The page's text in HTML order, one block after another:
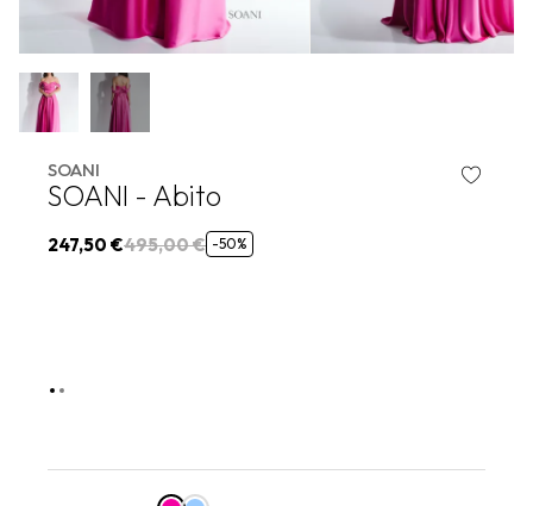
SOANI
SOANI - Abito
247,50 €495,00 € -50%